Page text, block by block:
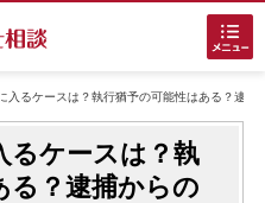
入るケースは？執行猶予の可能性はある？逮捕
るケースは？執
る？逮捕からの